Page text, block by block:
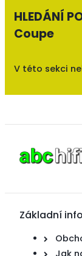
HLEDÁNÍ
Coupe
V této sekci
Základní